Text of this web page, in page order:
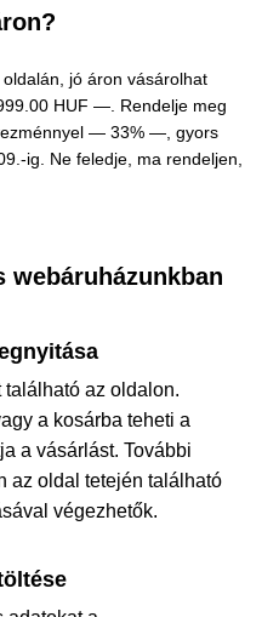
jó áron vásárolhat
HUF — . Rendelje meg
— 33% —, gyors
ig. Ne feledje, ma rendeljen,
webáruházunkban
az oldalon.
a kosárba teheti a
a vásárlást. További
az oldal tetején található
végezhetők.